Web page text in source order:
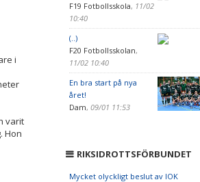
i
varit
Hon
F19 Fotbollsskola, 11/02
10:40
(..)
F20 Fotbollsskolan,
11/02 10:40
En bra start på nya
året!
Dam, 09/01 11:53
RIKSIDROTTSFÖRBUNDET
Mycket olyckligt beslut av IOK